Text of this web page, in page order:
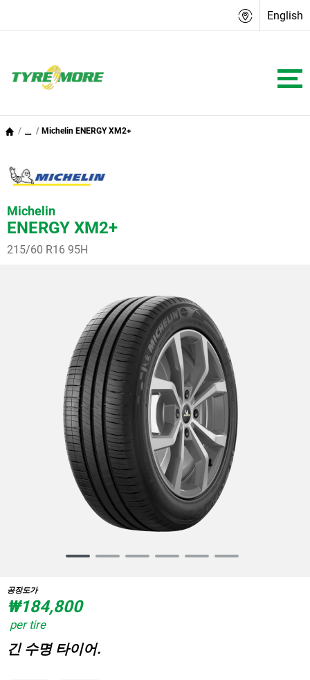
English
... Michelin ENERGY XM2+
Michelin
ENERGY XM2+
215/60 R16 95H
6
공장도가
₩184,800
per tire
긴 수명 타이어.